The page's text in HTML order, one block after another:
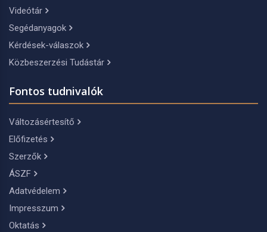
Videótár
Segédanyagok
Kérdések-válaszok
Közbeszerzési Tudástár
Fontos tudnivalók
Változásértesítő
Előfizetés
Szerzők
ÁSZF
Adatvédelem
Impresszum
Oktatás